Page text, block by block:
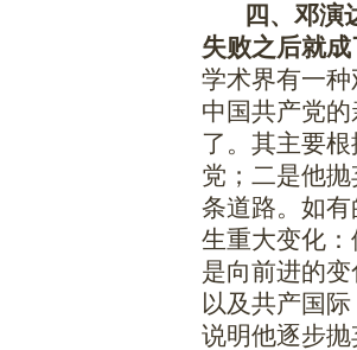
四、邓演达
失败之后就
学术界有一
中国共产党
了。其主要
党；二是他
条道路。如
生重大变化
是向前进的
以及共产国
说明他逐步